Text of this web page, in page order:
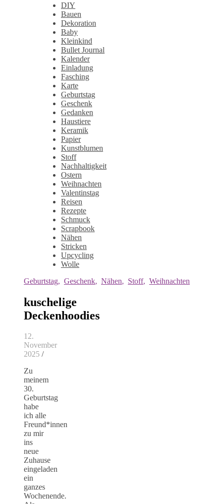
DIY
Bauen
Dekoration
Baby
Kleinkind
Bullet Journal
Kalender
Einladung
Fasching
Karte
Geburtstag
Geschenk
Gedanken
Haustiere
Keramik
Papier
Kunstblumen
Stoff
Nachhaltigkeit
Ostern
Weihnachten
Valentinstag
Reisen
Rezepte
Schmuck
Scrapbook
Nähen
Stricken
Upcycling
Wolle
Geburtstag, Geschenk, Nähen, Stoff, Weihnachten
kuschelige
Deckenhoodies
12.
November
2025 /
Zu
meinem
30.
Geburtstag
habe
ich alle
Freund*innen
zu mir
ins
neue
Zuhause
eingeladen
ein
ganzes
Wochenende.